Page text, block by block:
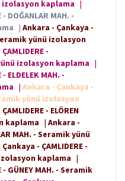
izolasyon kaplama |
DOĞANLAR MAH. -
| Ankara - Çankaya -
yünü izolasyon
-
izolasyon kaplama |
ELDELEK MAH. -
| Ankara - Çankaya -
yünü izolasyon
- ELÖREN
kaplama | Ankara -
MAH. - Seramik yünü
- ÇAMLIDERE -
izolasyon kaplama |
GÜNEY MAH. - Seramik